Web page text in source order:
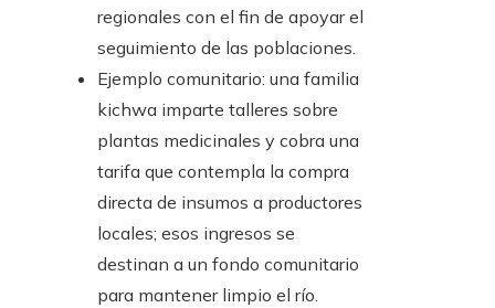
regionales con el fin de apoyar el
seguimiento de las poblaciones.
Ejemplo comunitario: una familia
kichwa imparte talleres sobre
plantas medicinales y cobra una
tarifa que contempla la compra
directa de insumos a productores
locales; esos ingresos se
destinan a un fondo comunitario
para mantener limpio el río.